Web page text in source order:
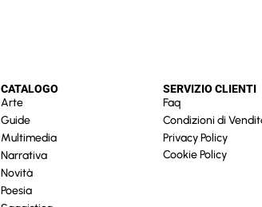
CATALOGO
Arte
Guide
Multimedia
Narrativa
Novità
Poesia
SERVIZIO CLIENTI
Faq
Condizioni di
Privacy Policy
Cookie Policy